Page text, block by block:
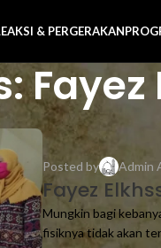
AKSI & PERGERAKAN
Fayez
Posted by Admin
Fayez
Mungkin bagi
fisiknya tidak akan